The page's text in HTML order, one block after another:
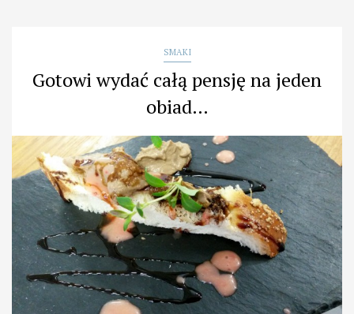
SMAKI
Gotowi wydać całą pensję na jeden
obiad…